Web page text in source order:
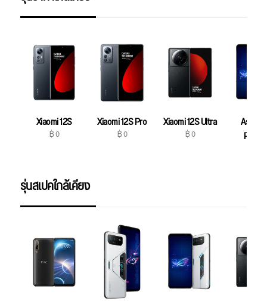
Xiaomi 12S
฿ 0
Xiaomi 12S Pro
฿ 0
Xiaomi 12S Ultra
฿ 0
Asus
รุ่นสเปคใกล้เคียง